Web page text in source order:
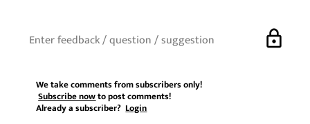
lock
We take comments from subscribers only!
Subscribe nowto post comments!
Already a subscriber?Login